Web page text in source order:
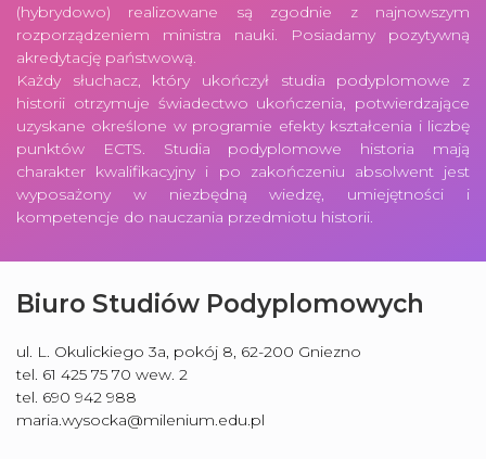
(hybrydowo) realizowane są zgodnie z najnowszym
rozporządzeniem ministra nauki. Posiadamy pozytywną
akredytację państwową.
Każdy słuchacz, który ukończył studia podyplomowe z
historii otrzymuje świadectwo ukończenia, potwierdzające
uzyskane określone w programie efekty kształcenia i liczbę
punktów ECTS. Studia podyplomowe historia mają
charakter kwalifikacyjny i po zakończeniu absolwent jest
wyposażony w niezbędną wiedzę, umiejętności i
kompetencje do nauczania przedmiotu historii.
Biuro Studiów Podyplomowych
ul. L. Okulickiego 3a, pokój 8, 62-200 Gniezno
tel. 61 425 75 70 wew. 2
tel. 690 942 988
maria.wysocka@milenium.edu.pl